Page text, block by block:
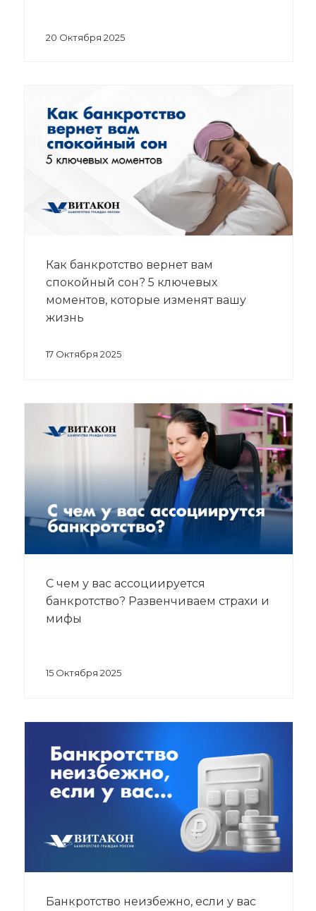
20 Октября 2025
Как банкротство вернет вам
спокойный сон? 5 ключевых
моментов, которые изменят вашу
жизнь
17 Октября 2025
С чем у вас ассоциируется
банкротство? Развенчиваем страхи и
мифы
15 Октября 2025
Банкротство неизбежно, если у вас